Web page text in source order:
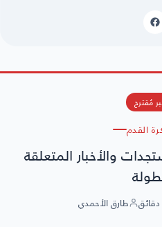
مُقترح
القدم
والأخبار المتعلقة
طارق الأحمدي